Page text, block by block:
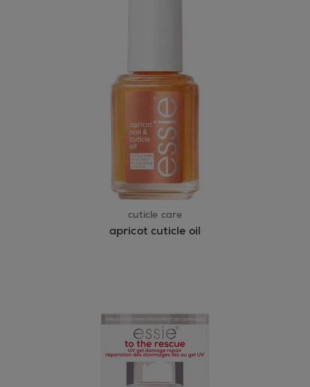
cuticle care
apricot cuticle oil